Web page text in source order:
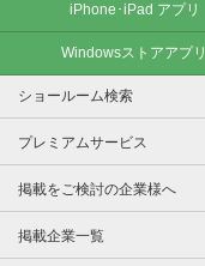
iPhone･iPad アプリ
Windowsストアアプリ
ショールーム検索
プレミアムサービス
掲載をご検討の企業様へ
掲載企業一覧